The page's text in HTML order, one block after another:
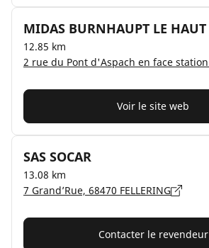
MIDAS BURNHAUPT LE HAUT
12.85 km
Voir le site web
SAS SOCAR
13.08 km
7 Grand’Rue, 68470 FELLERING
Contacter le revendeur